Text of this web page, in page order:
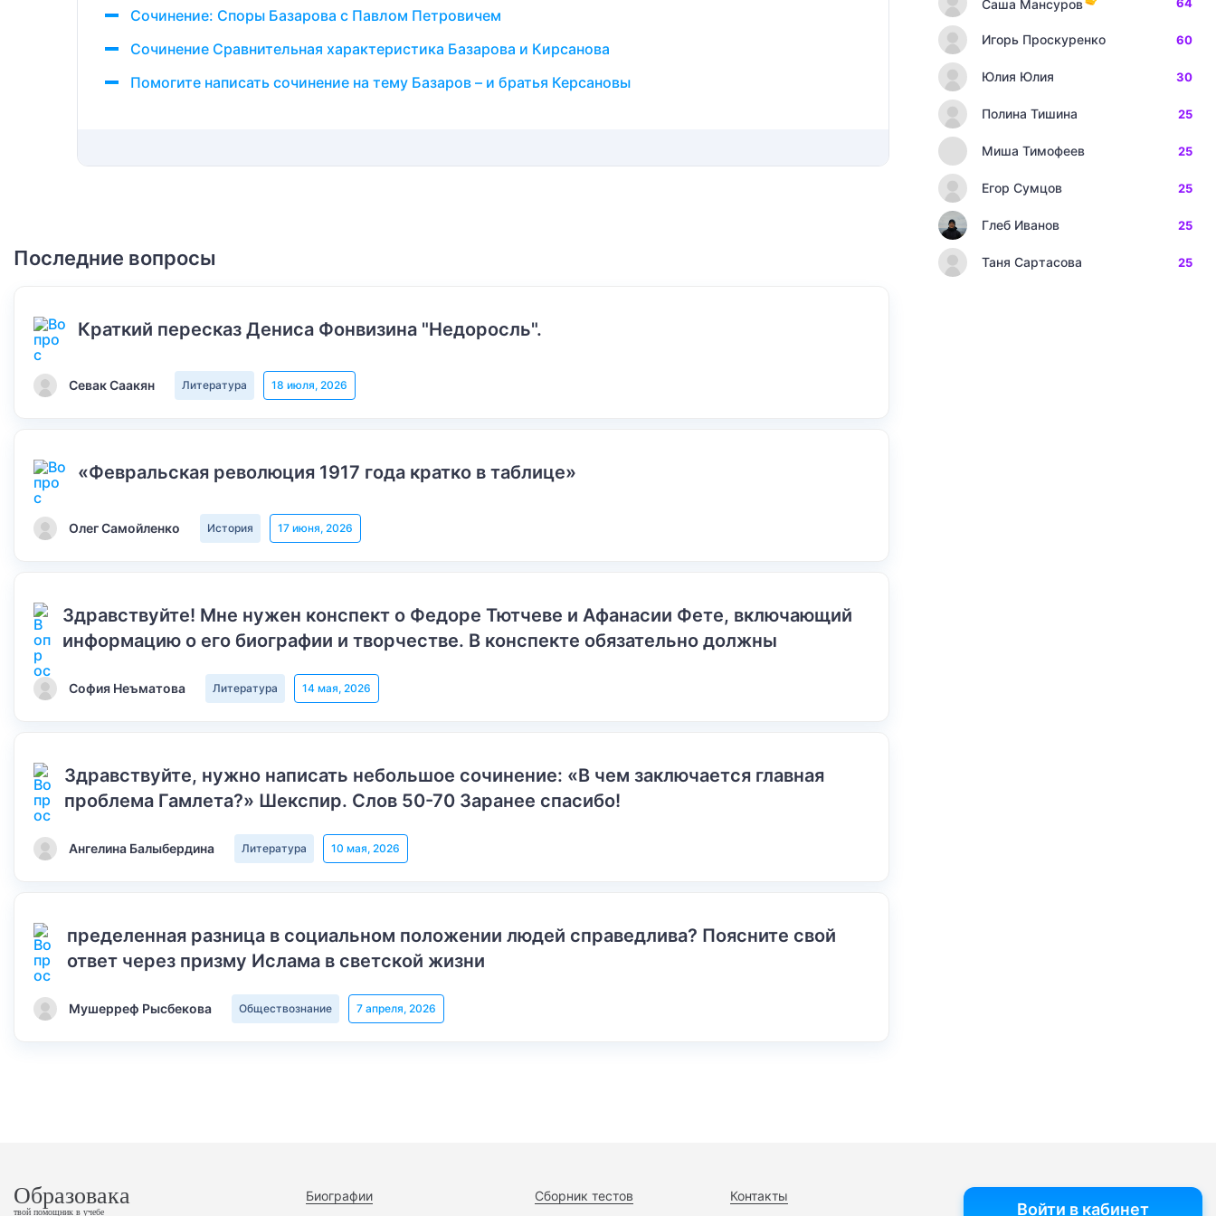
Сочинение: Споры Базарова с Павлом Петровичем
Сочинение Сравнительная характеристика Базарова и Кирсанова
Помогите написать сочинение на тему Базаров – и братья Керсановы
Последние вопросы
Краткий пересказ Дениса Фонвизина "Недоросль".
Севак Саакян Литература 18 июля, 2026
«Февральская революция 1917 года кратко в таблице»
Олег Самойленко История 17 июня, 2026
Здравствуйте! Мне нужен конспект о Федоре Тютчеве и Афанасии Фете, включающий
информацию о его биографии и творчестве. В конспекте обязательно должны
София Неъматова Литература 14 мая, 2026
Здравствуйте, нужно написать небольшое сочинение: «В чем заключается главная
проблема Гамлета?» Шекспир. Слов 50-70 Заранее спасибо!
Ангелина Балыбердина Литература 10 мая, 2026
пределенная разница в социальном положении людей справедлива? Поясните свой
ответ через призму Ислама в светской жизни
Мушерреф Рысбекова Обществознание 7 апреля, 2026
Саша Мансуров
Игорь Проскуренко 60
Юлия Юлия 30
Полина Тишина 25
Миша Тимофеев 25
Егор Сумцов 25
Глеб Иванов 25
Таня Сартасова 25
Образовака
твой помощник в учебе
Биографии Сборник тестов Контакты
Войти в кабинет